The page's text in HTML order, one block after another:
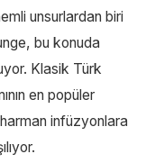
unsurlardan biri
bu konuda
Klasik Türk
en popüler
infüzyonlara